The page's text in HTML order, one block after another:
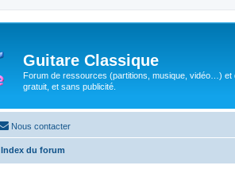
Guitare Classique
Forum de ressources (partitions, musique, vidéo…)
gratuit, et sans publicité.
Nous contacter
Index du forum